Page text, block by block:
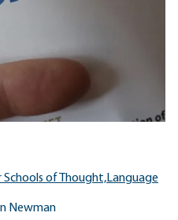
Schools of Thought,Language
Newman